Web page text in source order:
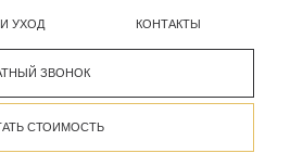
КОНТАКТЫ